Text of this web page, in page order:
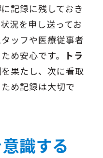
記録に残しておき
況を申し送ってお
ッフや医療従事者
め安心です。
トラ
果たし、次に看取
め記録は大切で
識する